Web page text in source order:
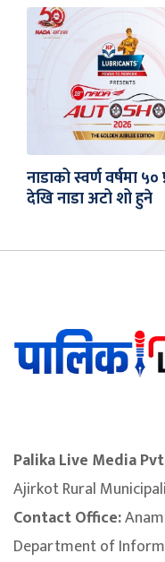
नाडाको स्वर्ण वर्षमा
देखि नाडा अटो शो हुने
Palika Live Media
Ajirkot Rural
Contact Office:
Department of